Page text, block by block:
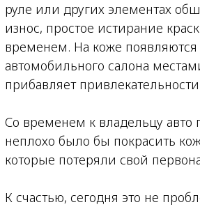
руле или других элементах
износ, простое истирание
временем. На коже
автомобильного салона
прибавляет привлекательности
Со временем к владельцу авто
неплохо было бы покрасить
которые потеряли свой
К счастью, сегодня это не